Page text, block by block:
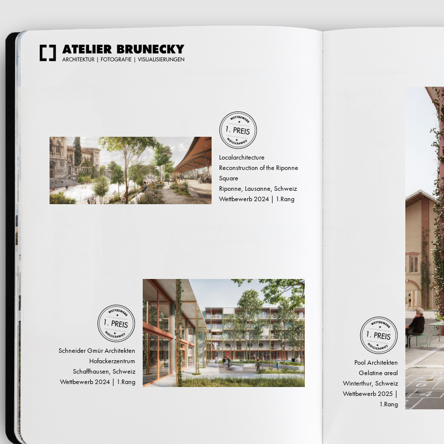
Localarchitecture
Reconstruction of the Riponne
Square
Riponne, Lausanne, Schweiz
Wettbewerb 2024 | 1.Rang
Schneider Gmür Architekten
Hofackerzentrum
Schaffhausen, Schweiz
Wettbewerb 2024 | 1.Rang
Pool Architekten
Gelatine areal
Winterthur, Schweiz
Wettbewerb 2025 |
1.Rang